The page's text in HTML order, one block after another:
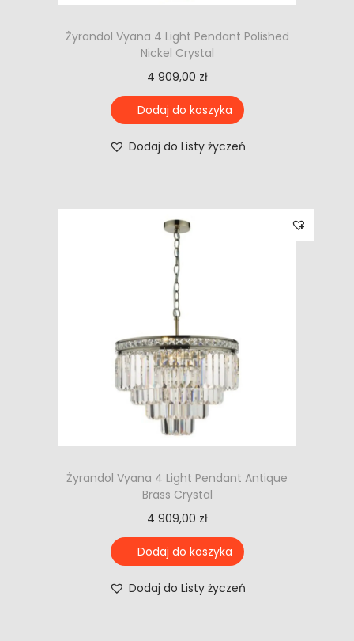
Żyrandol Vyana 4 Light Pendant Polished
Nickel Crystal
4 909,00 zł
Dodaj do koszyka
Dodaj do Listy życzeń
Żyrandol Vyana 4 Light Pendant Antique
Brass Crystal
4 909,00 zł
Dodaj do koszyka
Dodaj do Listy życzeń